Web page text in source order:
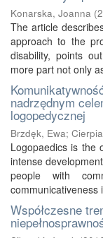
Konarska, Joanna (
The article
approach to the
disability, points
more part not only
nadrzędnym
logopedycznej
Brzdęk, Ewa;
Logopaedics is the
intense
people with
communicativeness
Współczesne